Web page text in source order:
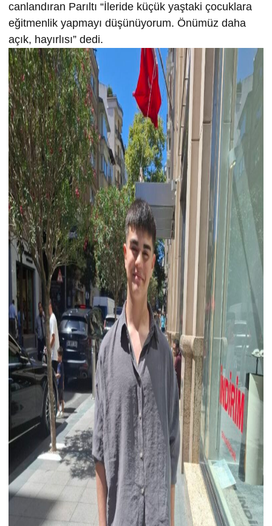
canlandıran Parıltı “İleride küçük yaştaki çocuklara
eğitmenlik yapmayı düşünüyorum. Önümüz daha
açık, hayırlısı” dedi.